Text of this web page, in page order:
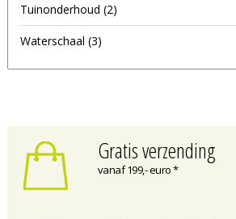
Tuinonderhoud (2)
Waterschaal (3)
Gratis verzending
vanaf 199,- euro *